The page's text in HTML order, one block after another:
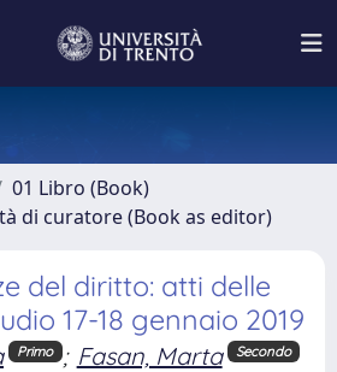
01 Libro (Book)
di curatore (Book as editor)
del diritto: atti delle
17-18 gennaio 2019
Primo ; Fasan, Marta Secondo